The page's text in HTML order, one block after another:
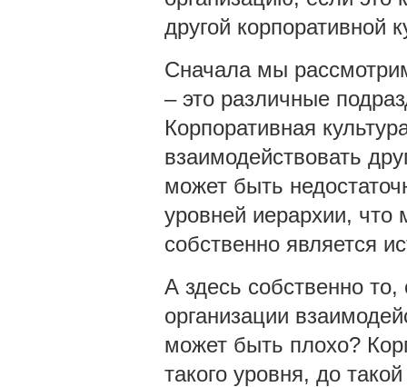
другой корпоративной
Сначала мы
– это различные
Корпоративная
взаимодействовать
может быть
уровней иерархии, что
собственно является
А здесь собственно то,
организации
может быть плохо?
такого уровня, до